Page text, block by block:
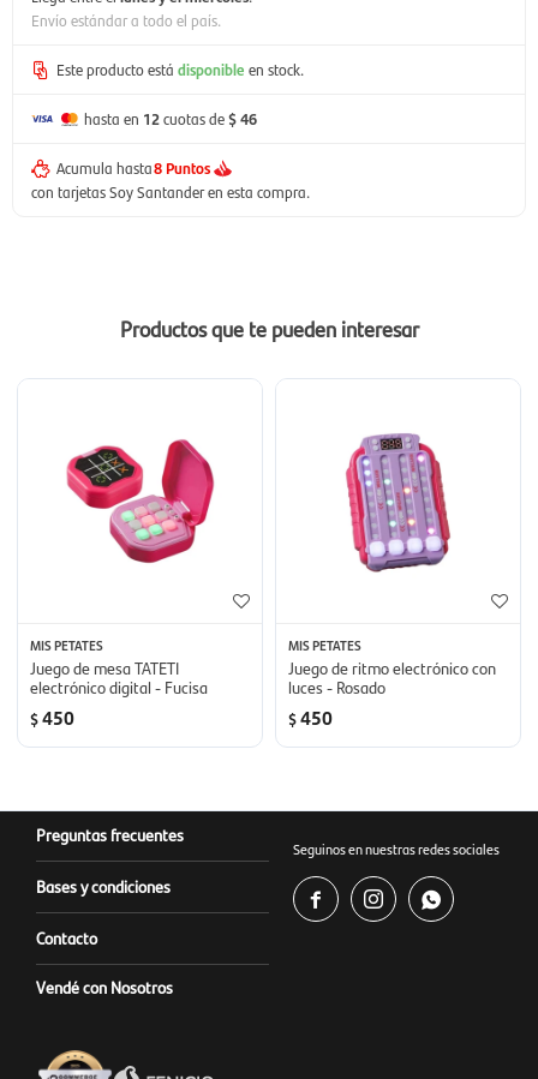
Envío estándar a todo el país.
Este producto está disponible en stock.
hasta en 12cuotas de$ 46
Acumula hasta8 Puntos
con tarjetas Soy Santander en esta compra.
Productos que te pueden interesar
MIS PETATES
Juego de mesa TATETI
electrónico digital - Fucisa
$450
MIS PETATES
Juego de ritmo electrónico con
luces - Rosado
$450
Preguntas frecuentes
Bases y condiciones
Contacto
Vendé con Nosotros
Seguinos en nuestras redes sociales
  